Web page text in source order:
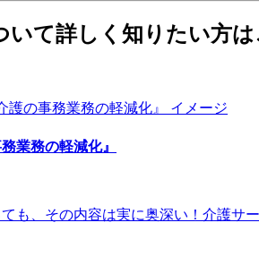
いて詳しく知りたい方は
業務の軽減化』
も、その内容は実に奥深い！介護サ